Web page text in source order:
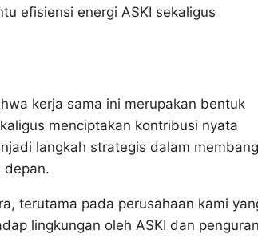
efisiensi energi ASKI sekaligus
kerja sama ini merupakan bentuk
menciptakan kontribusi nyata
langkah strategis dalam
depan.
terutama pada perusahaan kami
lingkungan oleh ASKI dan